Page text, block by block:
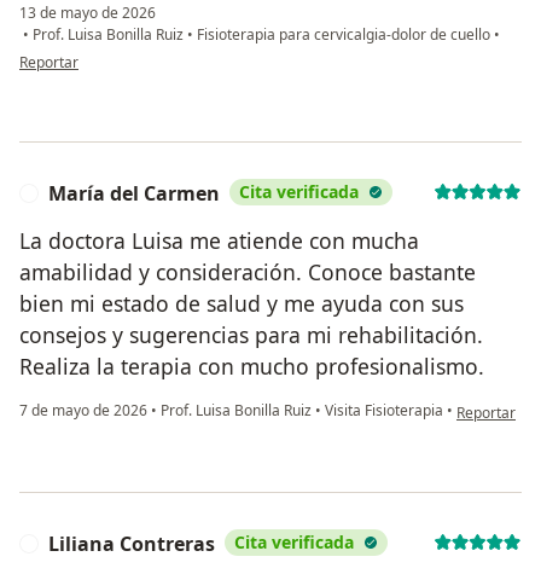
13 de mayo de 2026
• Prof. Luisa Bonilla Ruiz • Fisioterapia para cervicalgia-dolor de cuello •
en opinión del usuario Marcela Delgado
Reportar
María del Carmen Cita verificada
La doctora Luisa me atiende con mucha
amabilidad y consideración. Conoce bastante
bien mi estado de salud y me ayuda con sus
consejos y sugerencias para mi rehabilitación.
Realiza la terapia con mucho profesionalismo.
7 de mayo de 2026 • Prof. Luisa Bonilla Ruiz • Visita Fisioterapia • en opinión
Reportar
Liliana Contreras Cita verificada